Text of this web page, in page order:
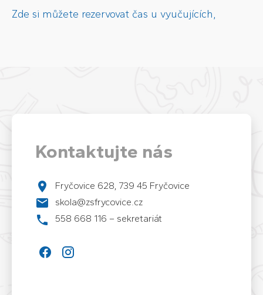
Zde si můžete rezervovat čas u vyučujících,
Kontaktujte nás
Fryčovice 628, 739 45 Fryčovice
skola@zsfrycovice.cz
558 668 116 – sekretariát